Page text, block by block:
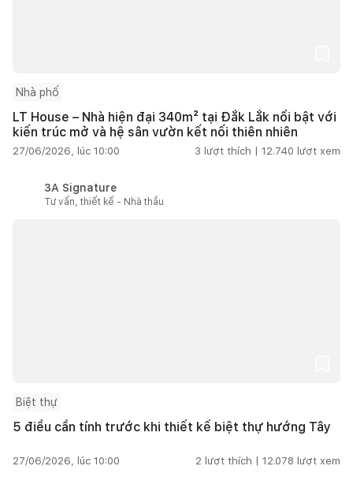
Nhà phố
LT House – Nhà hiện đại 340m² tại Đắk Lắk nổi bật với
kiến trúc mở và hệ sân vườn kết nối thiên nhiên
27/06/2026, lúc 10:00 3 lượt thích | 12.740 lượt xem
3A Signature
Tư vấn, thiết kế - Nhà thầu
Biệt thự
5 điều cần tính trước khi thiết kế biệt thự hướng Tây
27/06/2026, lúc 10:00 2 lượt thích | 12.078 lượt xem